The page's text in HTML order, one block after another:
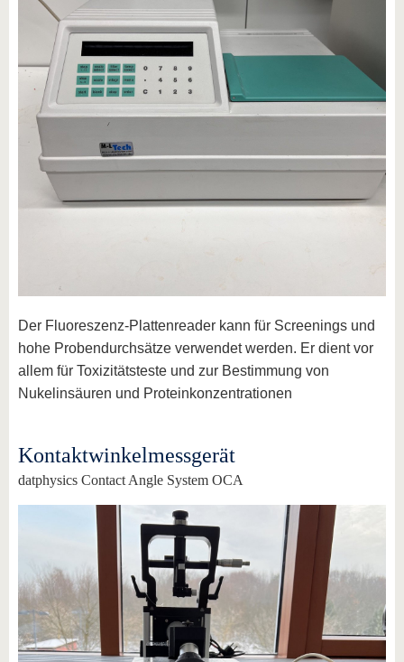
Der Fluoreszenz-Plattenreader kann für Screenings und
hohe Probendurchsätze verwendet werden. Er dient vor
allem für Toxizitätsteste und zur Bestimmung von
Nukelinsäuren und Proteinkonzentrationen
Kontaktwinkelmessgerät
datphysics Contact Angle System OCA